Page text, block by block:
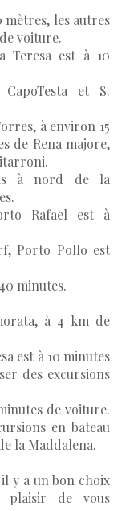
mètres, les autres
voiture.
Teresa est à 10
et S.
à environ 15
de Rena majore,
à nord de la
Rafael est à
Porto Pollo est
minutes.
à 4 km de
est à 10 minutes
des excursions
de voiture.
en bateau
la Maddalena.
y a un bon choix
plaisir de vous